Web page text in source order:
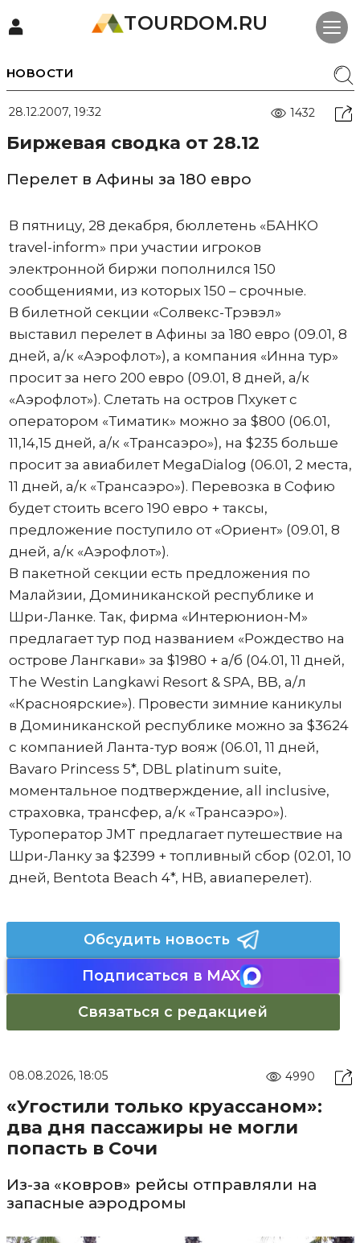
TOURDOM.RU
НОВОСТИ
28.12.2007, 19:32 1432
Биржевая сводка от 28.12
Перелет в Афины за 180 евро
В пятницу, 28 декабря, бюллетень «БАНКО
travel-inform» при участии игроков
электронной биржи пополнился 150
сообщениями, из которых 150 – срочные.
В билетной секции «Солвекс-Трэвэл»
выставил перелет в Афины за 180 евро (09.01, 8
дней, а/к «Аэрофлот»), а компания «Инна тур»
просит за него 200 евро (09.01, 8 дней, а/к
«Аэрофлот»). Слетать на остров Пхукет с
оператором «Тиматик» можно за $800 (06.01,
11,14,15 дней, а/к «Трансаэро»), на $235 больше
просит за авиабилет MegaDialog (06.01, 2 места,
11 дней, а/к «Трансаэро»). Перевозка в Софию
будет стоить всего 190 евро + таксы,
предложение поступило от «Ориент» (09.01, 8
дней, а/к «Аэрофлот»).
В пакетной секции есть предложения по
Малайзии, Доминиканской республике и
Шри-Ланке. Так, фирма «Интерюнион-М»
предлагает тур под названием «Рождество на
острове Лангкави» за $1980 + а/б (04.01, 11 дней,
The Westin Langkawi Resort & SPA, BB, а/л
«Красноярские»). Провести зимние каникулы
в Доминиканской республике можно за $3624
с компанией Ланта-тур вояж (06.01, 11 дней,
Bavaro Princess 5*, DBL platinum suite,
моментальное подтверждение, all inclusive,
страховка, трансфер, а/к «Трансаэро»).
Туроператор JMT предлагает путешествие на
Шри-Ланку за $2399 + топливный сбор (02.01, 10
дней, Bentota Beach 4*, HB, авиаперелет).
Обсудить новость
Подписаться в MAX
Связаться с редакцией
08.08.2026, 18:05 4990
«Угостили только круассаном»:
два дня пассажиры не могли
попасть в Сочи
Из-за «ковров» рейсы отправляли на
запасные аэродромы